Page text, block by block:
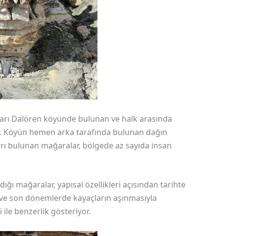
Dalören köyünde bulunan ve halk arasında
hemen arka tarafında bulunan dağın
bulunan mağaralar, bölgede az sayıda insan
mağaralar, yapısal özellikleri açısından tarihte
son dönemlerde kayaçların aşınmasıyla
ile benzerlik gösteriyor.